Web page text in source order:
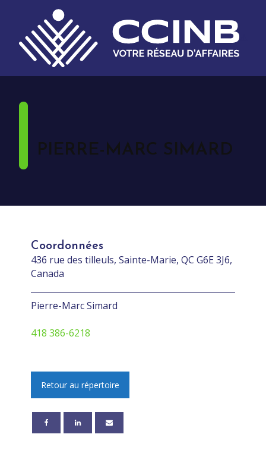
PIERRE-MARC SIMARD
Coordonnées
436 rue des tilleuls, Sainte-Marie, QC G6E 3J6,
Canada
Pierre-Marc Simard
418 386-6218
Retour au répertoire